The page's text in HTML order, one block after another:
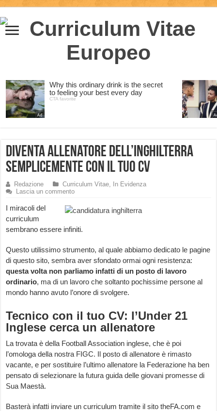
Diventa allenatore dell’Inghilterra
semplicemente con il tuo CV
Redazione Curriculum Vitae,
In Evidenza
Lascia un commento
I miracoli del
curriculum
sembrano essere infiniti.
Questo utilissimo strumento, al quale abbiamo dedicato le pagine
di questo sito, sembra aver sfondato ormai ogni resistenza:
questa volta non parliamo infatti di un posto di lavoro
ordinario, ma di un lavoro che soltanto pochissime persone al
mondo hanno avuto l’onore di svolgere.
Tecnico con il tuo CV: l’Under 21
Inglese cerca un allenatore
La trovata è della Football Association inglese, che è poi
l’omologa della nostra FIGC. Il posto di allenatore è rimasto
vacante, e per sostituire l’ultimo allenatore la Federazione ha ben
pensato di selezionare la futura guida delle giovani promesse di
Sua Maestà.
Basterà infatti inviare un curriculum tramite il sito theFA.com e